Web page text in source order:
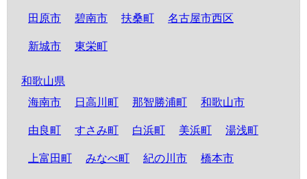
田原市 碧南市 扶桑町 名古屋市西区
新城市 東栄町
和歌山県
海南市
日高川町 那智勝浦町 和歌山市
由良町 すさみ町 白浜町 美浜町 湯浅町
上富田町 みなべ町 紀の川市 橋本市